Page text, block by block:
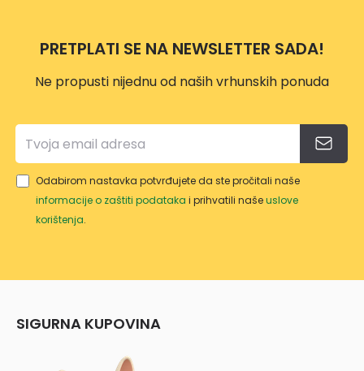
PRETPLATI SE NA NEWSLETTER SADA!
Ne propusti nijednu od naših vrhunskih ponuda
Odabirom nastavka potvrđujete da ste pročitali naše
informacije o zaštiti podataka i prihvatili našeuslove
korištenja.
SIGURNA KUPOVINA